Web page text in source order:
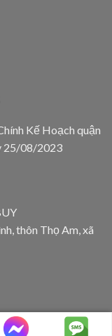
Kế Hoạch quận
25/08/2023
thôn Thọ Am, xã